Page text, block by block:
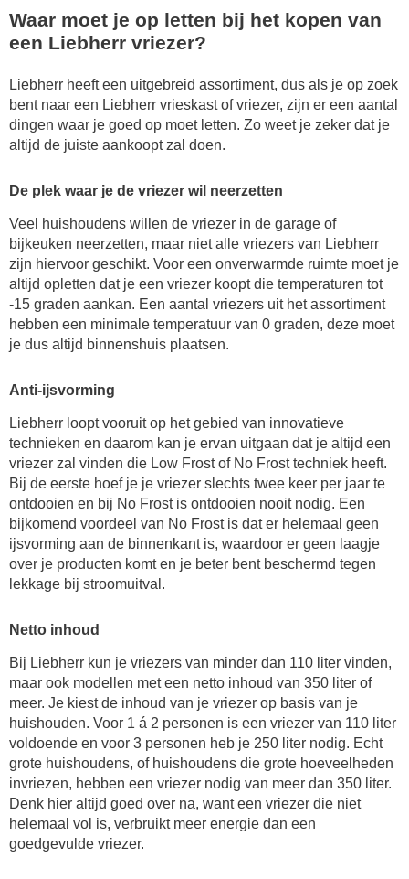
Waar moet je op letten bij het kopen van
een Liebherr vriezer?
Liebherr heeft een uitgebreid assortiment, dus als je op zoek
bent naar een Liebherr vrieskast of vriezer, zijn er een aantal
dingen waar je goed op moet letten. Zo weet je zeker dat je
altijd de juiste aankoopt zal doen.
De plek waar je de vriezer wil neerzetten
Veel huishoudens willen de vriezer in de garage of
bijkeuken neerzetten, maar niet alle vriezers van Liebherr
zijn hiervoor geschikt. Voor een onverwarmde ruimte moet je
altijd opletten dat je een vriezer koopt die temperaturen tot
-15 graden aankan. Een aantal vriezers uit het assortiment
hebben een minimale temperatuur van 0 graden, deze moet
je dus altijd binnenshuis plaatsen.
Anti-ijsvorming
Liebherr loopt vooruit op het gebied van innovatieve
technieken en daarom kan je ervan uitgaan dat je altijd een
vriezer zal vinden die Low Frost of No Frost techniek heeft.
Bij de eerste hoef je je vriezer slechts twee keer per jaar te
ontdooien en bij No Frost is ontdooien nooit nodig. Een
bijkomend voordeel van No Frost is dat er helemaal geen
ijsvorming aan de binnenkant is, waardoor er geen laagje
over je producten komt en je beter bent beschermd tegen
lekkage bij stroomuitval.
Netto inhoud
Bij Liebherr kun je vriezers van minder dan 110 liter vinden,
maar ook modellen met een netto inhoud van 350 liter of
meer. Je kiest de inhoud van je vriezer op basis van je
huishouden. Voor 1 á 2 personen is een vriezer van 110 liter
voldoende en voor 3 personen heb je 250 liter nodig. Echt
grote huishoudens, of huishoudens die grote hoeveelheden
invriezen, hebben een vriezer nodig van meer dan 350 liter.
Denk hier altijd goed over na, want een vriezer die niet
helemaal vol is, verbruikt meer energie dan een
goedgevulde vriezer.